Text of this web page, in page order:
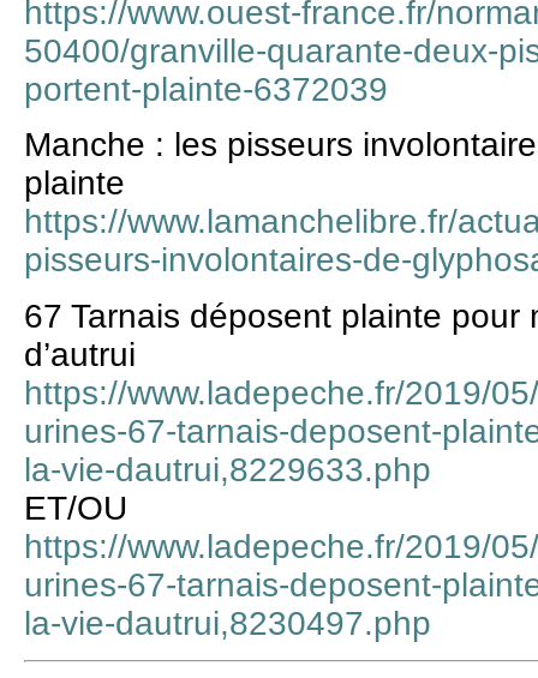
https://www.ouest-france.fr/
50400/granville-quarante-deux-
portent-plainte-6372039
Manche : les pisseurs
plainte
https://www.lamanchelibre.fr/
pisseurs-involontaires-de-
67 Tarnais déposent plainte pour
d’autrui
https://www.ladepeche.fr/2019/
urines-67-tarnais-deposent-
la-vie-dautrui,8229633.php
ET/OU
https://www.ladepeche.fr/2019/
urines-67-tarnais-deposent-
la-vie-dautrui,8230497.php